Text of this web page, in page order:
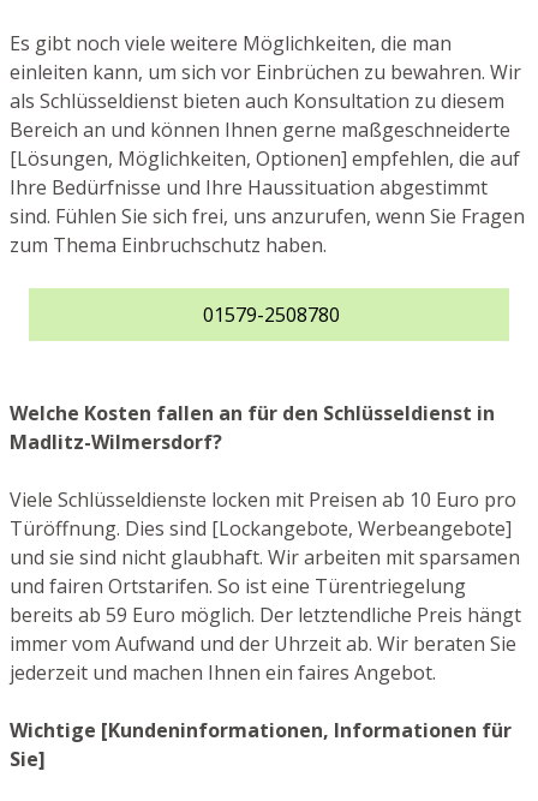
Es gibt noch viele weitere Möglichkeiten, die man
einleiten kann, um sich vor Einbrüchen zu bewahren. Wir
als Schlüsseldienst bieten auch Konsultation zu diesem
Bereich an und können Ihnen gerne maßgeschneiderte
[Lösungen, Möglichkeiten, Optionen] empfehlen, die auf
Ihre Bedürfnisse und Ihre Haussituation abgestimmt
sind. Fühlen Sie sich frei, uns anzurufen, wenn Sie Fragen
zum Thema Einbruchschutz haben.
01579-2508780
Welche Kosten fallen an für den Schlüsseldienst in
Madlitz-Wilmersdorf?
Viele Schlüsseldienste locken mit Preisen ab 10 Euro pro
Türöffnung. Dies sind [Lockangebote, Werbeangebote]
und sie sind nicht glaubhaft. Wir arbeiten mit sparsamen
und fairen Ortstarifen. So ist eine Türentriegelung
bereits ab 59 Euro möglich. Der letztendliche Preis hängt
immer vom Aufwand und der Uhrzeit ab. Wir beraten Sie
jederzeit und machen Ihnen ein faires Angebot.
Wichtige [Kundeninformationen, Informationen für
Sie]